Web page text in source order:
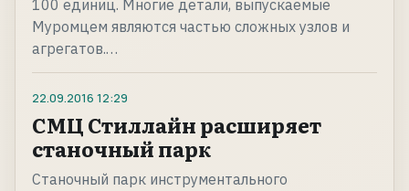
100 единиц. Многие детали, выпускаемые
Муромцем являются частью сложных узлов и
агрегатов.…
22.09.2016 12:29
СМЦ Стиллайн расширяет
станочный парк
Станочный парк инструментального